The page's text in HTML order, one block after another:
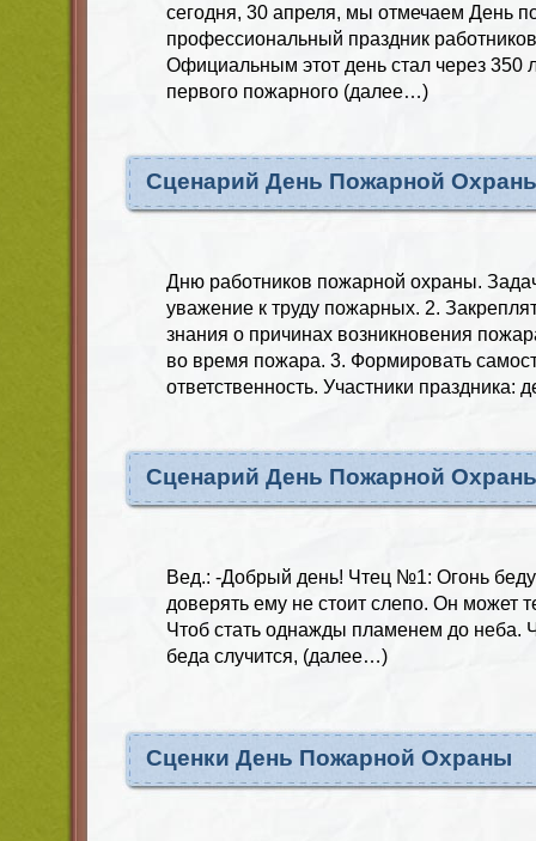
сегодня, 30 апреля, мы отмечаем День
профессиональный праздник
Официальным этот день стал через 350
первого пожарного (далее…)
Сценарий День Пожарной
Дню работников пожарной охраны.
уважение к труду пожарных. 2.​
знания о причинах возникновения
во время пожара. 3.​ Формировать
ответственность. Участники праздника:
Сценарий День Пожарной
Вед.: -Добрый день! Чтец №1: Огонь
доверять ему не стоит слепо. Он может
Чтоб стать однажды пламенем до неба.
беда случится, (далее…)
Сценки День Пожарной Охраны